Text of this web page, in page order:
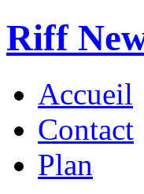
Riff
Accueil
Contact
Plan